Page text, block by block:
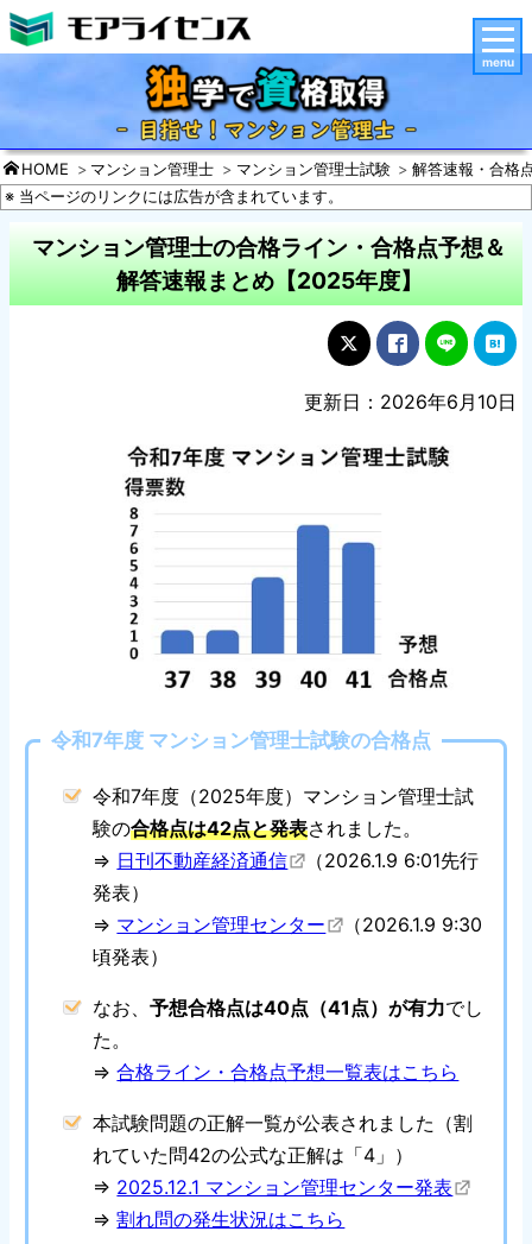
HOME マンション管理士 マンション管理士試験
解答速報・合格
※ 当ページのリンクには広告が含まれています。
マンション管理士の合格ライン・合格点予想＆
解答速報まとめ【2025年度】
更新日：2026年6月10日
令和7年度 マンション管理士試験の合格点
令和7年度（2025年度）マンション管理士試
験の合格点は42点と発表されました。
⇒ 日刊不動産経済通信
（2026.1.9 6:01先行
発表）
⇒ マンション管理センター
（2026.1.9 9:30
頃発表）
なお、予想合格点は40点（41点）が有力でし
た。
⇒合格ライン・合格点予想一覧表はこちら
本試験問題の正解一覧が公表されました（割
れていた問42の公式な正解は「4」）
⇒ 2025.12.1 マンション管理センター発表
⇒割れ問の発生状況はこちら
menu